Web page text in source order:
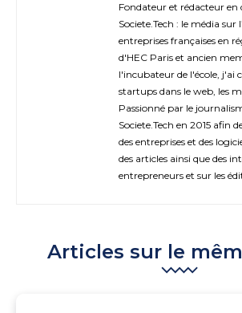
Fondateur et rédacteur en
Societe.Tech : le média sur
entreprises françaises en
d'HEC Paris et ancien
l'incubateur de l'école, j'ai
startups dans le web, les
Passionné par le
Societe.Tech en 2015 afin
des entreprises et des
des articles ainsi que des
entrepreneurs et sur les
Articles sur le